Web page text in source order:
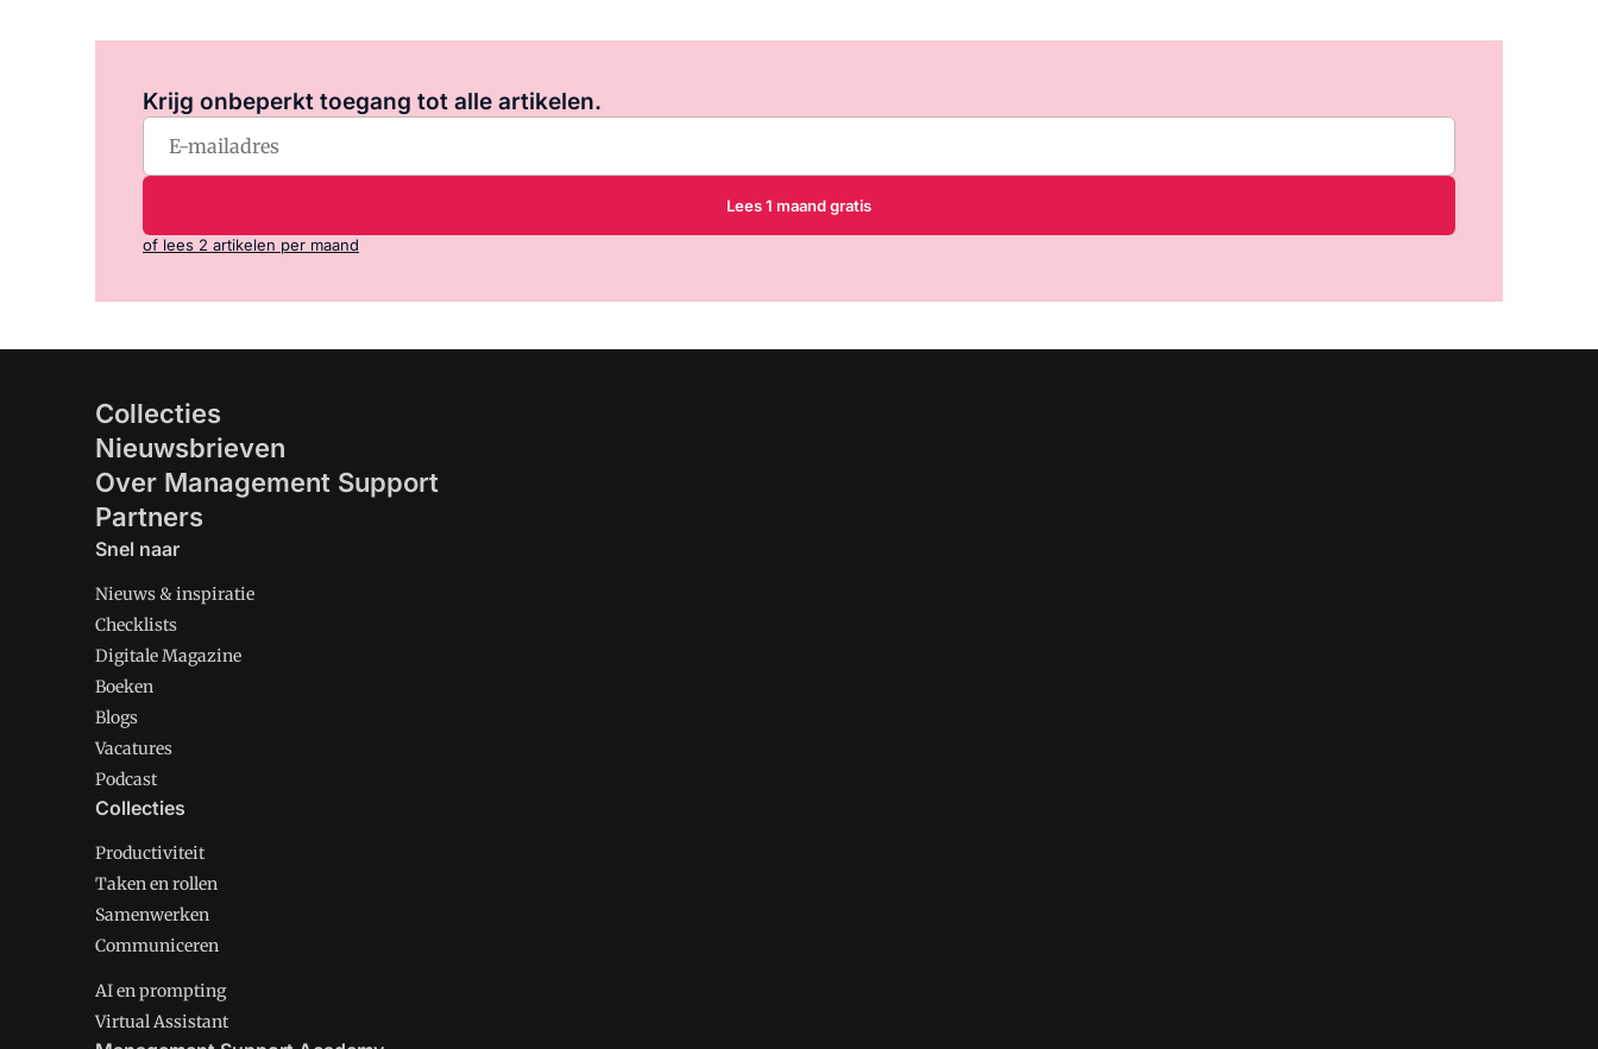
Krijg onbeperkt toegang tot alle artikelen.
Lees 1 maand gratis
of lees 2 artikelen per maand
Collecties
Nieuwsbrieven
Over Management Support
Partners
Snel naar
Nieuws & inspiratie
Checklists
Digitale Magazine
Boeken
Blogs
Vacatures
Podcast
Collecties
Productiviteit
Taken en rollen
Samenwerken
Communiceren
AI en prompting
Virtual Assistant